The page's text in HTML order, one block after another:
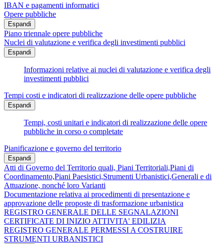
IBAN e pagamenti informatici
Opere pubbliche
Espandi
Piano triennale opere pubbliche
Nuclei di valutazione e verifica degli investimenti pubblici
Espandi
Informazioni relative ai nuclei di valutazione e verifica degli
investimenti pubblici
Tempi costi e indicatori di realizzazione delle opere pubbliche
Espandi
Tempi, costi unitari e indicatori di realizzazione delle opere
pubbliche in corso o completate
Pianificazione e governo del territorio
Espandi
Atti di Governo del Territorio quali, Piani Territoriali,Piani di
Coordinamento,Piani Paesistici,Strumenti Urbanistici,Generali e di
Attuazione, nonché loro Varianti
Documentazione relativa ai procedimenti di presentazione e
approvazione delle proposte di trasformazione urbanistica
REGISTRO GENERALE DELLE SEGNALAZIONI
CERTIFICATE DI INIZIO ATTIVITA' EDILIZIA
REGISTRO GENERALE PERMESSI A COSTRUIRE
STRUMENTI URBANISTICI